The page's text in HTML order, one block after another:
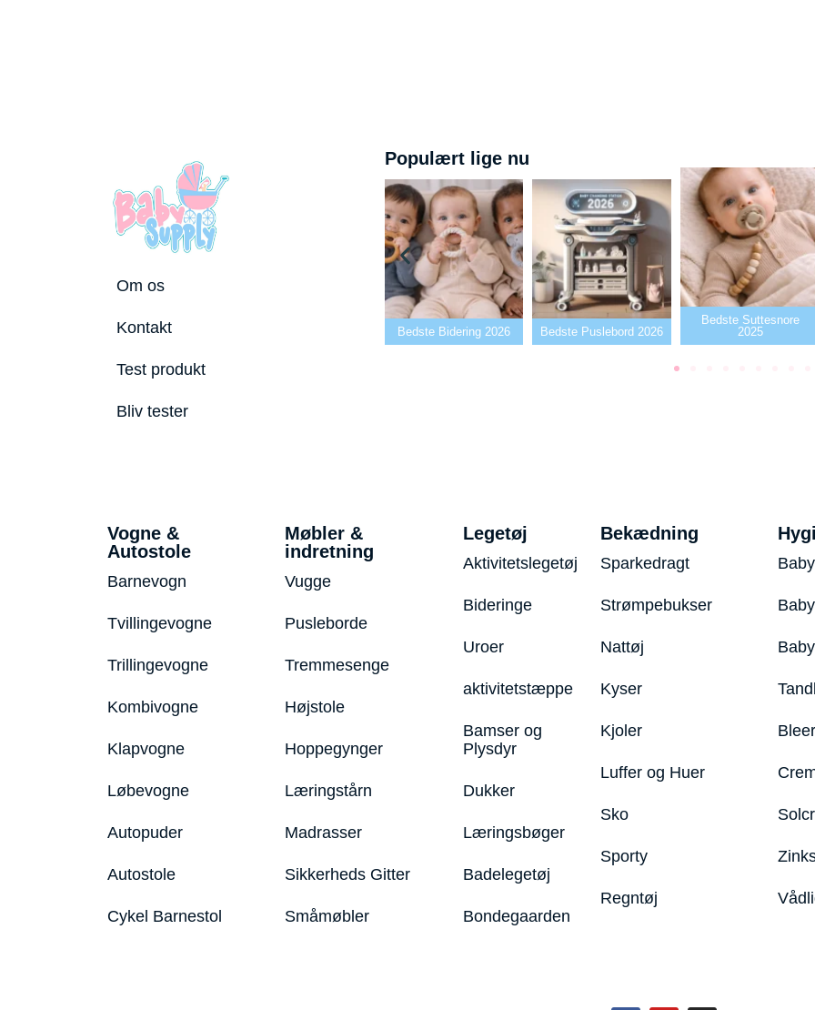
Om os
Kontakt
Test produkt
Bliv tester
Populært lige nu
Bedste puslepude 2026 Bedste Puslebord 2026
Bedste Suttesnore
2025
Bedste
Vogne &
Autostole
Barnevogn
Tvillingevogne
Trillingevogne
Kombivogne
Klapvogne
Løbevogne
Autopuder
Autostole
Cykel Barnestol
Møbler &
indretning
Vugge
Pusleborde
Tremmesenge
Højstole
Hoppegynger
Læringstårn
Madrasser
Sikkerheds Gitter
Småmøbler
Legetøj
Aktivitetslegetøj
Bideringe
Uroer
aktivitetstæppe
Bamser og
Plysdyr
Dukker
Læringsbøger
Badelegetøj
Bondegaarden
Bekædning
Sparkedragt
Strømpebukser
Nattøj
Kyser
Kjoler
Luffer og Huer
Sko
Sporty
Regntøj